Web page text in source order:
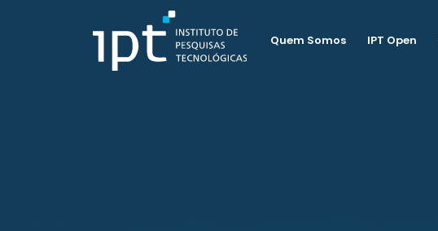
Quem Somos IPT Open